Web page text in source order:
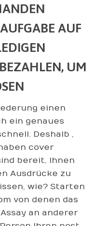
AUF
UM
einen
ein genaues
Deshalb ,
cover
bereit, Ihnen
Ausdrücke zu
wie? Starten
von denen das
an anderer